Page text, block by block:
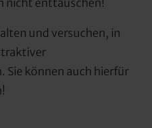
und versuchen, in
Sie können auch hierfür